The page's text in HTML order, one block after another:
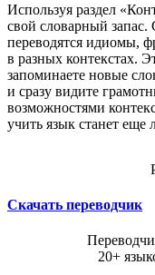
Используя раздел
свой словарный запас.
переводятся идиомы,
в разных контекстах.
запоминаете новые
и сразу видите
возможностями
учить язык станет еще
Скачать переводчик
20+